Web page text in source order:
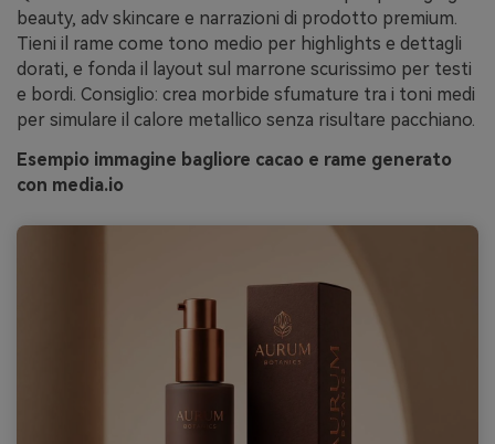
beauty, adv skincare e narrazioni di prodotto premium.
Tieni il rame come tono medio per highlights e dettagli
dorati, e fonda il layout sul marrone scurissimo per testi
e bordi. Consiglio: crea morbide sfumature tra i toni medi
per simulare il calore metallico senza risultare pacchiano.
Esempio immagine bagliore cacao e rame generato
con media.io